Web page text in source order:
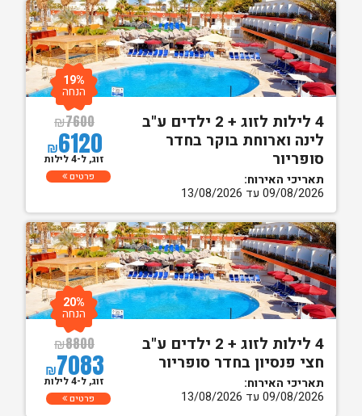
4 לילות לזוג + 2 ילדים ע"ב
לינה וארוחת בוקר בחדר
סופריור
תאריכי האירוח:
09/08/2026 עד 13/08/2026
₪7600
₪6120
19%
הנחה
זוג, ל-4 לילות
פרטים
4 לילות לזוג + 2 ילדים ע"ב
חצי פנסיון בחדר סופריור
תאריכי האירוח:
09/08/2026 עד 13/08/2026
₪8800
₪7083
20%
הנחה
זוג, ל-4 לילות
פרטים